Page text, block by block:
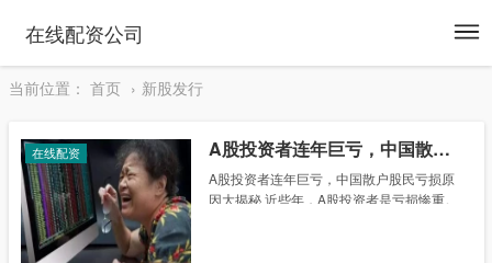
在线配资公司
当前位置： 首页 新股发行
在线配资 A股投资者连年巨亏，中国散户股民亏损原因大揭秘
A股投资者连年巨亏，中国散户股民亏损原
因大揭秘 近些年，A股投资者是亏损惨重。